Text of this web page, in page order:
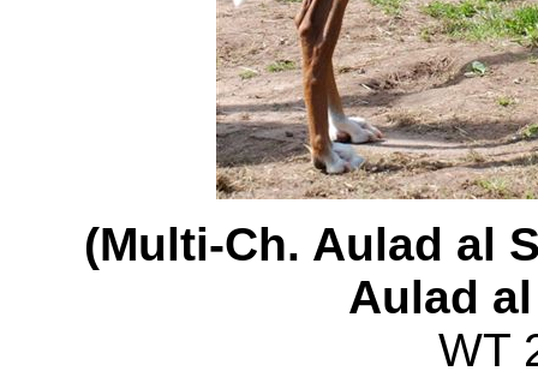
(Multi-Ch. Aulad al
Aulad
WT